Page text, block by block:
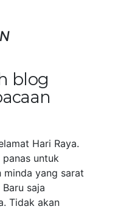
blog
Hari Raya.
untuk
minda yang sarat
saja
Tidak akan